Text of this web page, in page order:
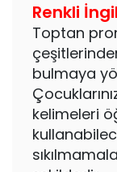
Renkli
Toptan
bulmaya
kelimeleri